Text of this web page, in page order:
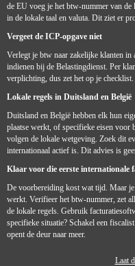
de EU voeg je het btw-nummer van
in de lokale taal en valuta. Dit ziet er
Vergeet de ICP-opgave niet
Verlegt je btw naar zakelijke klanten in
indienen bij de Belastingdienst. Per
verplichting, dus zet het op je checklist.
Lokale regels in Duitsland en België
Duitsland en België hebben elk hun
plaatse werkt, of specifieke eisen voor
volgen de lokale wetgeving. Zoek dit
internationaal actief is. Dit advies is
Klaar voor die eerste internationale
De voorbereiding kost wat tijd. Maar je
werkt. Verifieer het btw-nummer, zet
de lokale regels. Gebruik
specifieke situatie? Schakel een
opent de deur naar meer.
Laat